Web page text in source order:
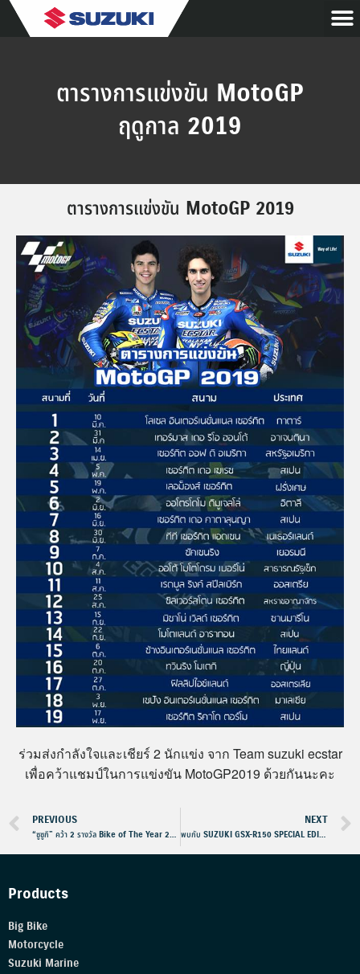
ตารางการแข่งขัน MotoGP
ฤดูกาล 2019
ตารางการแข่งขัน MotoGP 2019
ร่วมส่งกำลังใจและเชียร์ 2 นักแข่ง จาก Team suzuki ecstar
เพื่อคว้าแชมป์ในการแข่งขัน MotoGP2019 ด้วยกันนะคะ
PREVIOUS
“ซูซูกิ” คว้า 2 รางวัล Bike of The Year 2019
NEXT
พบกับ SUZUKI GSX-R150 SPECIAL EDITON ได้แล้ววันนี้
Products
Big Bike
Motorcycle
Suzuki Marine